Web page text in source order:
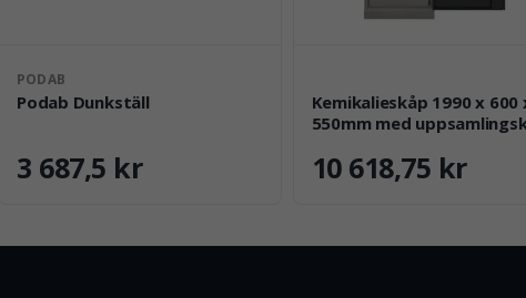
PODAB
Podab Dunkställ
3 687,5 kr
Kemikalieskåp 1990 x 600
550mm med
10 618,75 kr